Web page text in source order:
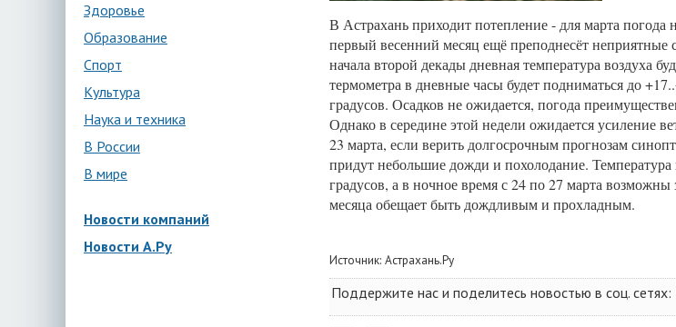
Здоровье
Образование
Спорт
Культура
Наука и техника
В России
В мире
Новости компаний
Новости А.Ру
В Астрахань приходит потепление - для марта погода
первый весенний месяц ещё преподнесёт
начала второй декады дневная температура воздуха
термометра в дневные часы будет подниматься до
градусов. Осадков не ожидается, погода
Однако в середине этой недели ожидается усиление
23 марта, если верить долгосрочным прогнозам
придут небольшие дожди и похолодание. Температура
градусов, а в ночное время с 24 по 27 марта
месяца обещает быть дождливым и прохладным.
Источник: Астрахань.Ру
Поддержите нас и поделитесь новостью в соц. сетях: